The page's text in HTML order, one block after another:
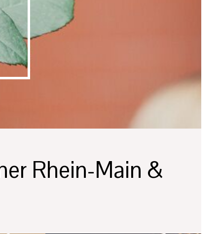
Rhein-Main &